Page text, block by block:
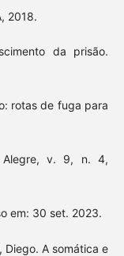
2018.
da prisão.
rotas de fuga para
Alegre, v. 9, n. 4,
em: 30 set. 2023.
Diego. A somática e